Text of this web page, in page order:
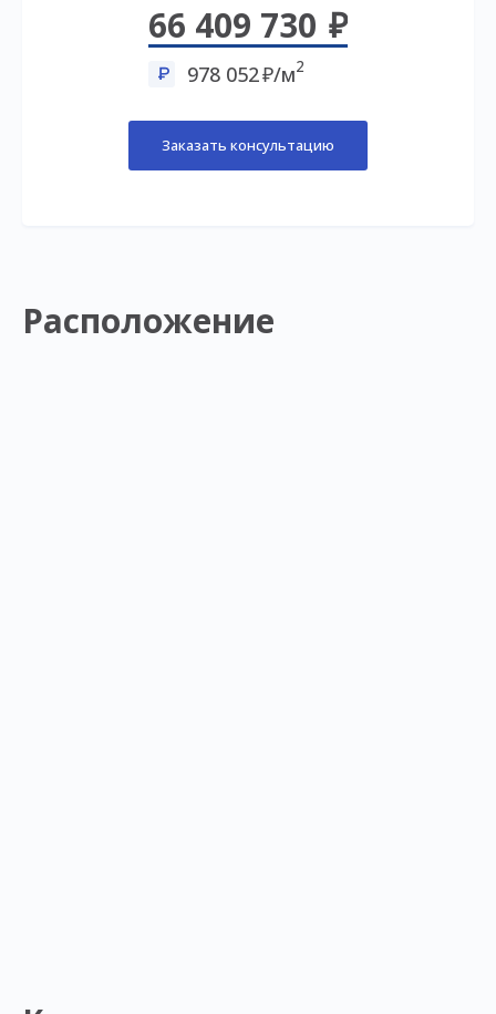
66 409 730
978 052 /м2
Заказать консультацию
Расположение